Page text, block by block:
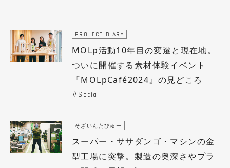
PROJECT DIARY
MOLp活動10年目の変遷と現在地。
ついに開催する素材体験イベント
『MOLpCafé2024』の見どころ
Social
そざいんたびゅー
スーパー・ササダンゴ・マシンの金
型工場に突撃。製造の奥深さやプラ